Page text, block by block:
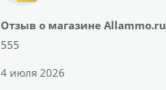
Отзыв о магазине Allammo.ru
555
4 июля 2026